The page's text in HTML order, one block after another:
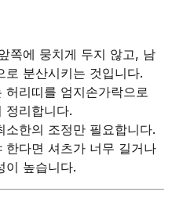
쪽에 뭉치게 두지 않고, 남
로 분산시키는 것입니다.
허리띠를 엄지손가락으로
정리합니다.
한의 조정만 필요합니다.
한다면 셔츠가 너무 길거나
이 높습니다.